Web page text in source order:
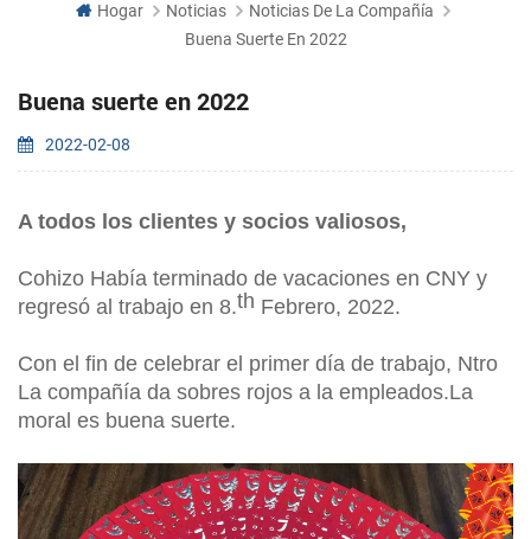
Hogar Noticias
Noticias De La Compañía
Buena Suerte En 2022
Buena suerte en 2022
2022-02-08
A todos los clientes y socios valiosos,
Cohizo Había terminado de vacaciones en CNY y
regresó al trabajo en 8.th Febrero, 2022.
Con el fin de celebrar el primer día de trabajo, Ntro
La compañía da sobres rojos a la empleados.La
moral es buena suerte.